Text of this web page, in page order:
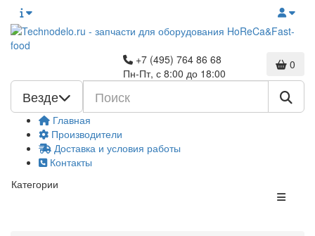
+7 (495) 764 86 68
Пн-Пт, с 8:00 до 18:00
0
Везде
Главная
Производители
Доставка и условия работы
Контакты
Категории